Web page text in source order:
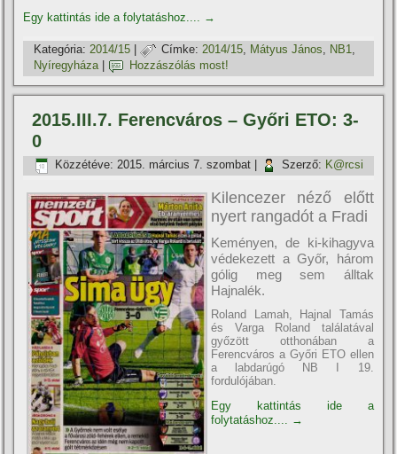
Egy kattintás ide a folytatáshoz....
→
Kategória: 2014/15 | Címke: 2014/15, Mátyus János, NB1,
Nyí­regyháza| Hozzászólás most!
2015.III.7. Ferencváros – Győri ETO: 3-
0
Közzétéve: 2015. március 7. szombat Szerző: K@rcsi
Kilencezer néző előtt
nyert rangadót a Fradi
Keményen, de ki-kihagyva
védekezett a Győr, három
gólig meg sem álltak
Hajnalék.
Roland Lamah, Hajnal Tamás
és Varga Roland találatával
győzött otthonában a
Ferencváros a Győri ETO ellen
a labdarúgó NB I 19.
fordulójában.
Egy kattintás ide a
folytatáshoz....
→